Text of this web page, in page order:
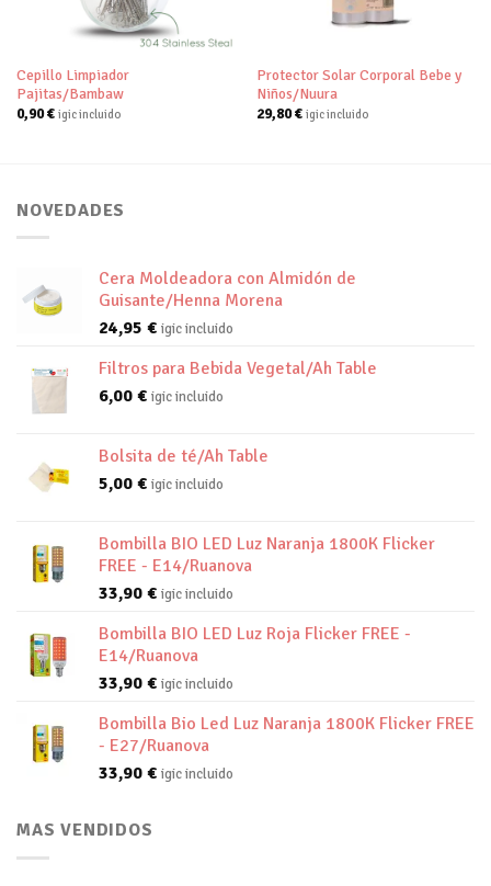
Cepillo Limpiador
Pajitas/Bambaw
0,90€ igic incluido
Protector Solar Corporal Bebe y
Niños/Nuura
29,80€ igic incluido
NOVEDADES
Cera Moldeadora con Almidón de
Guisante/Henna Morena
24,95 € igic incluido
Filtros para Bebida Vegetal/Ah Table
6,00 € igic incluido
Bolsita de té/Ah Table
5,00 € igic incluido
Bombilla BIO LED Luz Naranja 1800K Flicker
FREE - E14/Ruanova
33,90 € igic incluido
Bombilla BIO LED Luz Roja Flicker FREE -
E14/Ruanova
33,90 € igic incluido
Bombilla Bio Led Luz Naranja 1800K Flicker FREE
- E27/Ruanova
33,90 € igic incluido
MAS VENDIDOS